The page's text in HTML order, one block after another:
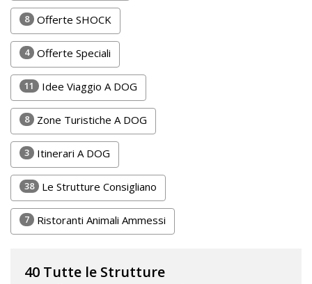
Registrati
8 Offerte SHOCK
4 Offerte Speciali
11 Idee Viaggio A DOG
8 Zone Turistiche A DOG
3 Itinerari A DOG
38 Le Strutture Consigliano
7 Ristoranti Animali Ammessi
40 Tutte le Strutture